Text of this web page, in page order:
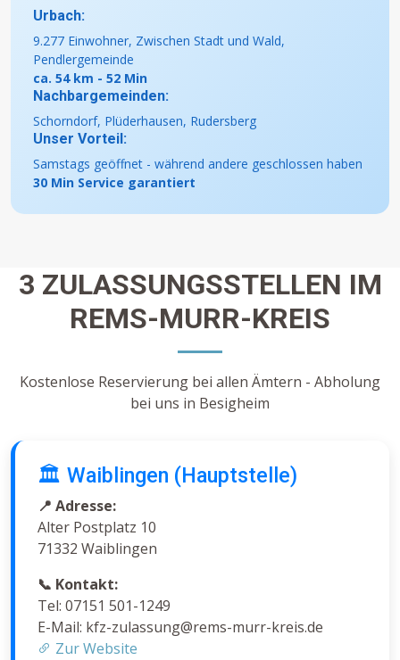
Urbach:
9.277 Einwohner, Zwischen Stadt und Wald,
Pendlergemeinde
ca. 54 km - 52 Min
Nachbargemeinden:
Schorndorf, Plüderhausen, Rudersberg
Unser Vorteil:
Samstags geöffnet - während andere geschlossen haben
30 Min Service garantiert
3 ZULASSUNGSSTELLEN IM
REMS-MURR-KREIS
Kostenlose Reservierung bei allen Ämtern - Abholung
bei uns in Besigheim
🏛️ Waiblingen (Hauptstelle)
📍 Adresse:
Alter Postplatz 10
71332 Waiblingen
📞 Kontakt:
Tel: 07151 501-1249
E-Mail: kfz-zulassung@rems-murr-kreis.de
Zur Website